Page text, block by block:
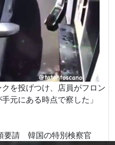
を投げつけ、店員がフロン
元にある時点で察した」
要請 韓国の特別検察官